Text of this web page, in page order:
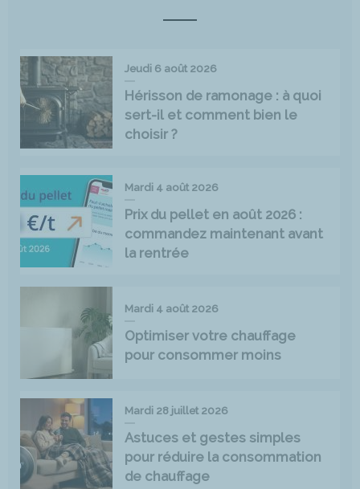
Jeudi 6 août 2026
Hérisson de ramonage : à quoi
sert-il et comment bien le
choisir ?
Mardi 4 août 2026
Prix du pellet en août 2026 :
commandez maintenant avant
la rentrée
Mardi 4 août 2026
Optimiser votre chauffage
pour consommer moins
Mardi 28 juillet 2026
Astuces et gestes simples
pour réduire la consommation
de chauffage